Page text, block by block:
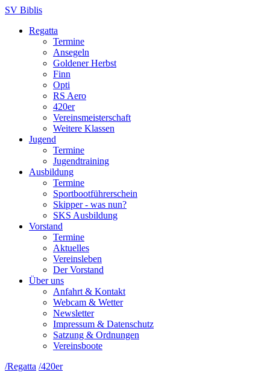
SV Biblis
Regatta
Termine
Ansegeln
Goldener Herbst
Finn
Opti
RS Aero
420er
Vereinsmeisterschaft
Weitere Klassen
Jugend
Termine
Jugendtraining
Ausbildung
Termine
Sportbootführerschein
Skipper - was nun?
SKS Ausbildung
Vorstand
Termine
Aktuelles
Vereinsleben
Der Vorstand
Über uns
Anfahrt & Kontakt
Webcam & Wetter
Newsletter
Impressum & Datenschutz
Satzung & Ordnungen
Vereinsboote
/Regatta /420er